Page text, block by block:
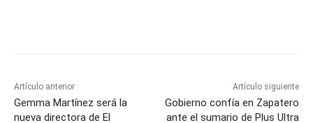
Artículo anterior
Gemma Martínez será la
nueva directora de El
Artículo siguiente
Gobierno confía en Zapatero
ante el sumario de Plus Ultra